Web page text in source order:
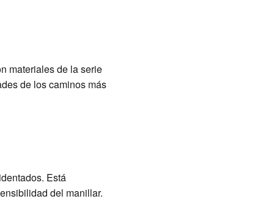
materiales de la serie
de los caminos más
Está
del manillar.